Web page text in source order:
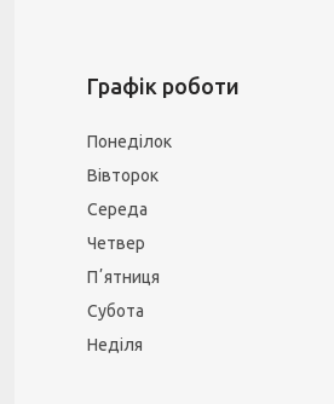
Графік роботи
Понеділок
Вівторок
Середа
Четвер
Пʼятниця
Субота
Неділя